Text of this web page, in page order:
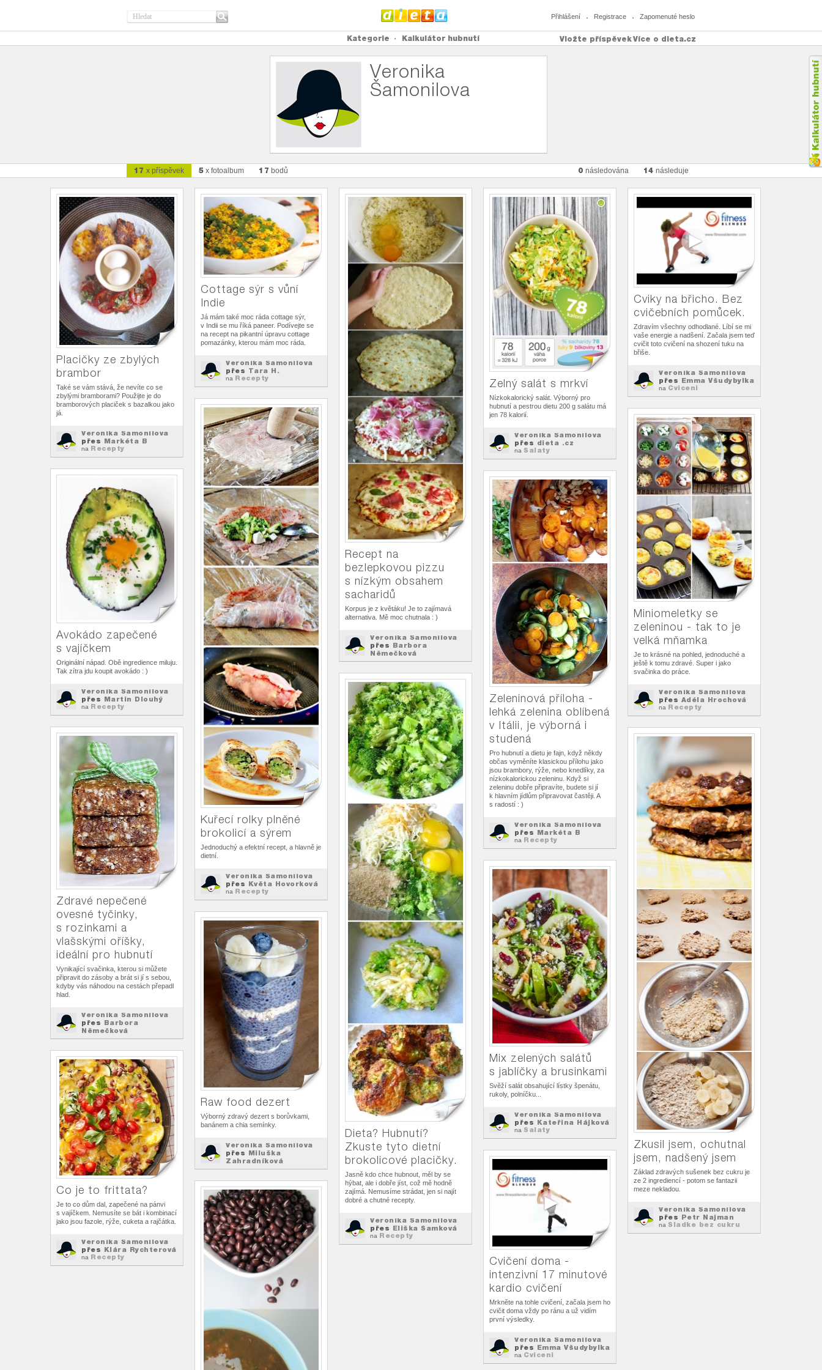
Přihlášení Registrace Zapomenuté heslo
Kategorie Kalkulátor hubnutí Více o dieta.cz
Vložte příspěvek
Veronika
Šamonilova
17 x příspěvek 5 x fotoalbum 17 bodů 0 následována 14 následuje
Placičky ze zbylých
brambor
Také se vám stává, že nevíte co se
zbylými bramborami? Použijte je do
bramborových placiček s bazalkou jako
já.
Veronika Šamonilova
přes Markéta B
na Recepty
Cottage sýr s vůní
Indie
Já mám také moc ráda cottage sýr,
v Indii se mu říká paneer. Podívejte se
na recept na pikantní úpravu cottage
pomazánky, kterou mám moc ráda.
Veronika Šamonilova
přes Tara H.
na Recepty
Recept na
bezlepkovou pizzu
s nízkým obsahem
sacharidů
Korpus je z květáku! Je to zajímavá
alternativa. Mě moc chutnala : )
Veronika Šamonilova
přes Barbora
Němečková
naRecepty
Zelný salát s mrkví
Nízkokalorický salát. Výborný pro
hubnutí a pestrou dietu 200 g salátu má
jen 78 kalorií.
Veronika Šamonilova
přes dieta .cz
na Salaty
Cviky na břicho. Bez
cvičebních pomůcek.
Zdravím všechny odhodlané. Líbí se mi
vaše energie a nadšení. Začala jsem teď
cvičit toto cvičení na shození tuku na
břiše.
Veronika Šamonilova
přes Emma Všudybylka
na Cviceni
Kuřecí rolky plněné
brokolicí a sýrem
Jednoduchý a efektní recept, a hlavně je
dietní.
Veronika Šamonilova
přes Květa Hovorková
na Recepty
Miniomeletky se
zeleninou - tak to je
velká mňamka
Je to krásné na pohled, jednoduché a
ještě k tomu zdravé. Super i jako
svačinka do práce.
Veronika Šamonilova
přes Adéla Hrochová
na Recepty
Avokádo zapečené
s vajíčkem
Originální nápad. Obě ingredience miluju.
Tak zítra jdu koupit avokádo : )
Veronika Šamonilova
přes Martin Dlouhý
na Recepty
Zeleninová příloha -
lehká zelenina oblíbená
v Itálii, je výborná i
studená
Pro hubnutí a dietu je fajn, když někdy
občas vyměníte klasickou přílohu jako
jsou brambory, rýže, nebo knedlíky, za
nízkokalorickou zeleninu. Když si
zeleninu dobře připravíte, budete si jí
k hlavním jídlům připravovat častěji. A
s radostí : )
Veronika Šamonilova
přes Markéta B
na Recepty
Dieta? Hubnutí?
Zkuste tyto dietní
brokolicové placičky.
Jasně kdo chce hubnout, měl by se
hýbat, ale i dobře jíst, což mě hodně
zajímá. Nemusíme strádat, jen si najít
dobré a chutné recepty.
Veronika Šamonilova
přes Eliška Samková
na Recepty
Zdravé nepečené
ovesné tyčinky,
s rozinkami a
vlašskými oříšky,
ideální pro hubnutí
Vynikající svačinka, kterou si můžete
připravit do zásoby a brát si jí s sebou,
kdyby vás náhodou na cestách přepadl
hlad.
Veronika Šamonilova
přes Barbora
Němečková
naRecepty
Zkusil jsem, ochutnal
jsem, nadšený jsem
Základ zdravých sušenek bez cukru je
ze 2 ingrediencí - potom se fantazii
meze nekladou.
Veronika Šamonilova
přes Petr Najman
na Sladke bez cukru
Mix zelených salátů
s jablíčky a brusinkami
Svěží salát obsahující lístky špenátu,
rukoly, polníčku...
Veronika Šamonilova
přes Kateřina Hájková
na Salaty
Raw food dezert
Výborný zdravý dezert s borůvkami,
banánem a chia semínky.
Veronika Šamonilova
přes Miluška
Zahradníková
naRaw
Co je to frittata?
Je to co dům dal, zapečené na pánvi
s vajíčkem. Nemusíte se bát i kombinací
jako jsou fazole, rýže, cuketa a rajčátka.
Veronika Šamonilova
přes Klára Rychterová
na Recepty
Cvičení doma -
intenzivní 17 minutové
kardio cvičení
Mrkněte na tohle cvičení, začala jsem ho
cvičit doma vždy po ránu a už vidím
první výsledky.
Veronika Šamonilova
přes Emma Všudybylka
na Cviceni